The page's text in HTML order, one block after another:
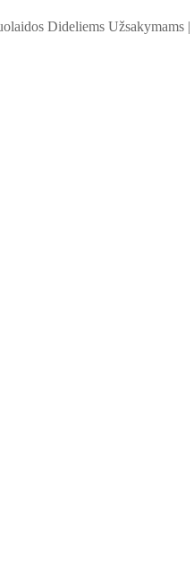
Dideliems Užsakymams |